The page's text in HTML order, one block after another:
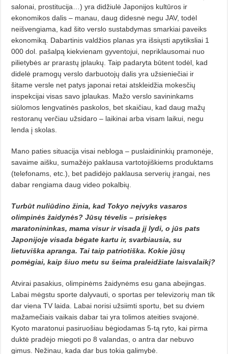
salonai, prostitucija…) yra didžiulė Japonijos kultū­ros ir
ekonomikos dalis – manau, daug didesnė negu JAV, todėl
neišvengiama, kad šito verslo sustabdymas smarkiai paveiks
ekonomiką. Dabar­tinis valdžios planas yra išsiųsti apy­tiksliai 1
000 dol. pašalpą kiekvienam gyventojui, nepriklausomai nuo
pilie­tybės ar prarastų įplaukų. Taip pa­daryta būtent todėl, kad
didelė pra­mo­gų verslo darbuotojų dalis yra už­sie­niečiai ir
šitame versle net patys japonai retai atskleidžia mokesčių
inspekcijai visas savo įplaukas. Mažo verslo savininkams
siūlomos lengvatinės paskolos, bet skaičiau, kad daug mažų
restoranų verčiau užsidaro – lai­kinai arba visam laikui, negu
len­da į skolas.
Mano paties situacija visai nebloga – puslaidininkių pramonėje,
savai­me aišku, sumažėjo paklausa vartotojiškiems produktams
(telefonams, etc.), bet padidėjo paklausa serverių įrangai, nes
dabar rengiama daug vi­deo pokalbių.
Turbūt nuliūdino žinia, kad To­kyo neįvyks vasaros
olimpinės žaidynės? Jūsų tėvelis – prisiekęs
maratonininkas, mama visur ir visada jį lydi, o jūs pats
Japonijoje visada bė­gate kartu ir, svarbiausia, su
lietuviška apranga. Tai taip patriotiška. Ko­kie jūsų
pomėgiai, kaip šiuo metu su šeima praleidžia­te laisvalaikį?
Atvirai pasakius, olimpinėms žai­­dynėms esu gana abejingas.
Labai mėgstu sporte dalyvauti, o sportas per televizorių man tik
dar viena TV laida. Labai norisi užsiimti sportu, bet su dviem
mažamečiais vaikais da­bar tai yra tolimos ateities svajonė.
Kyoto maratonui pasiruošiau bėgiodamas 5-tą ryto, kai pirma
duktė pra­dėjo miegoti po 8 valandas, o antra dar nebuvo
gimus. Nežinau, kada dar bus tokia galimybė.